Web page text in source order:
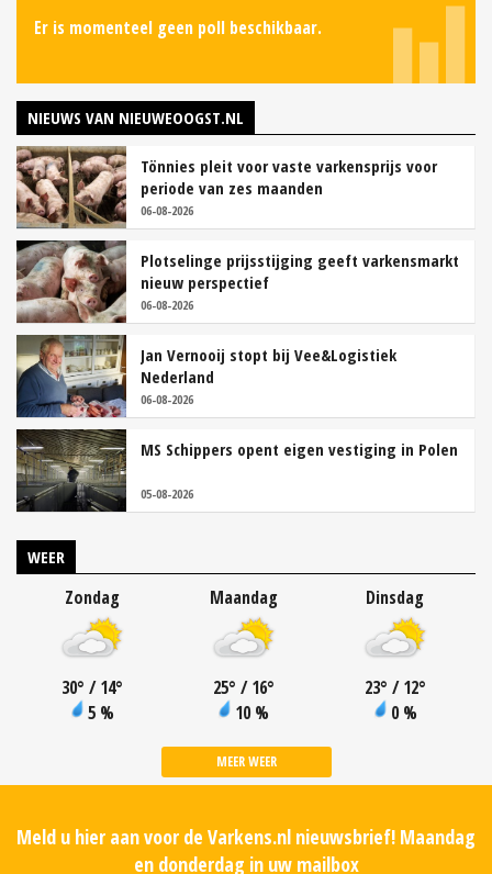
Er is momenteel geen poll beschikbaar.
NIEUWS VAN NIEUWEOOGST.NL
Tönnies pleit voor vaste varkensprijs voor
periode van zes maanden
06-08-2026
Plotselinge prijsstijging geeft varkensmarkt
nieuw perspectief
06-08-2026
Jan Vernooij stopt bij Vee&Logistiek
Nederland
06-08-2026
MS Schippers opent eigen vestiging in Polen
05-08-2026
WEER
Zondag
30° / 14°
5 %
Maandag
25° / 16°
10 %
Dinsdag
23° / 12°
0 %
MEER WEER
Meld u hier aan voor de Varkens.nl nieuwsbrief! Maandag
en donderdag in uw mailbox